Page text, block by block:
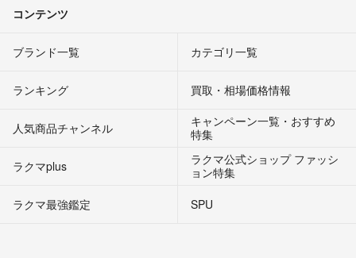
コンテンツ
ブランド一覧 カテゴリ一覧
ランキング 買取・相場価格情報
人気商品チャンネル
キャンペーン一覧・おすすめ
特集
ラクマplus
ラクマ公式ショップ ファッシ
ョン特集
ラクマ最強鑑定
SPU